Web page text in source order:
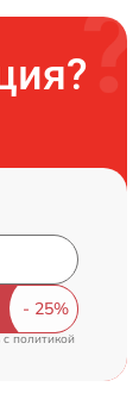
cполитикой